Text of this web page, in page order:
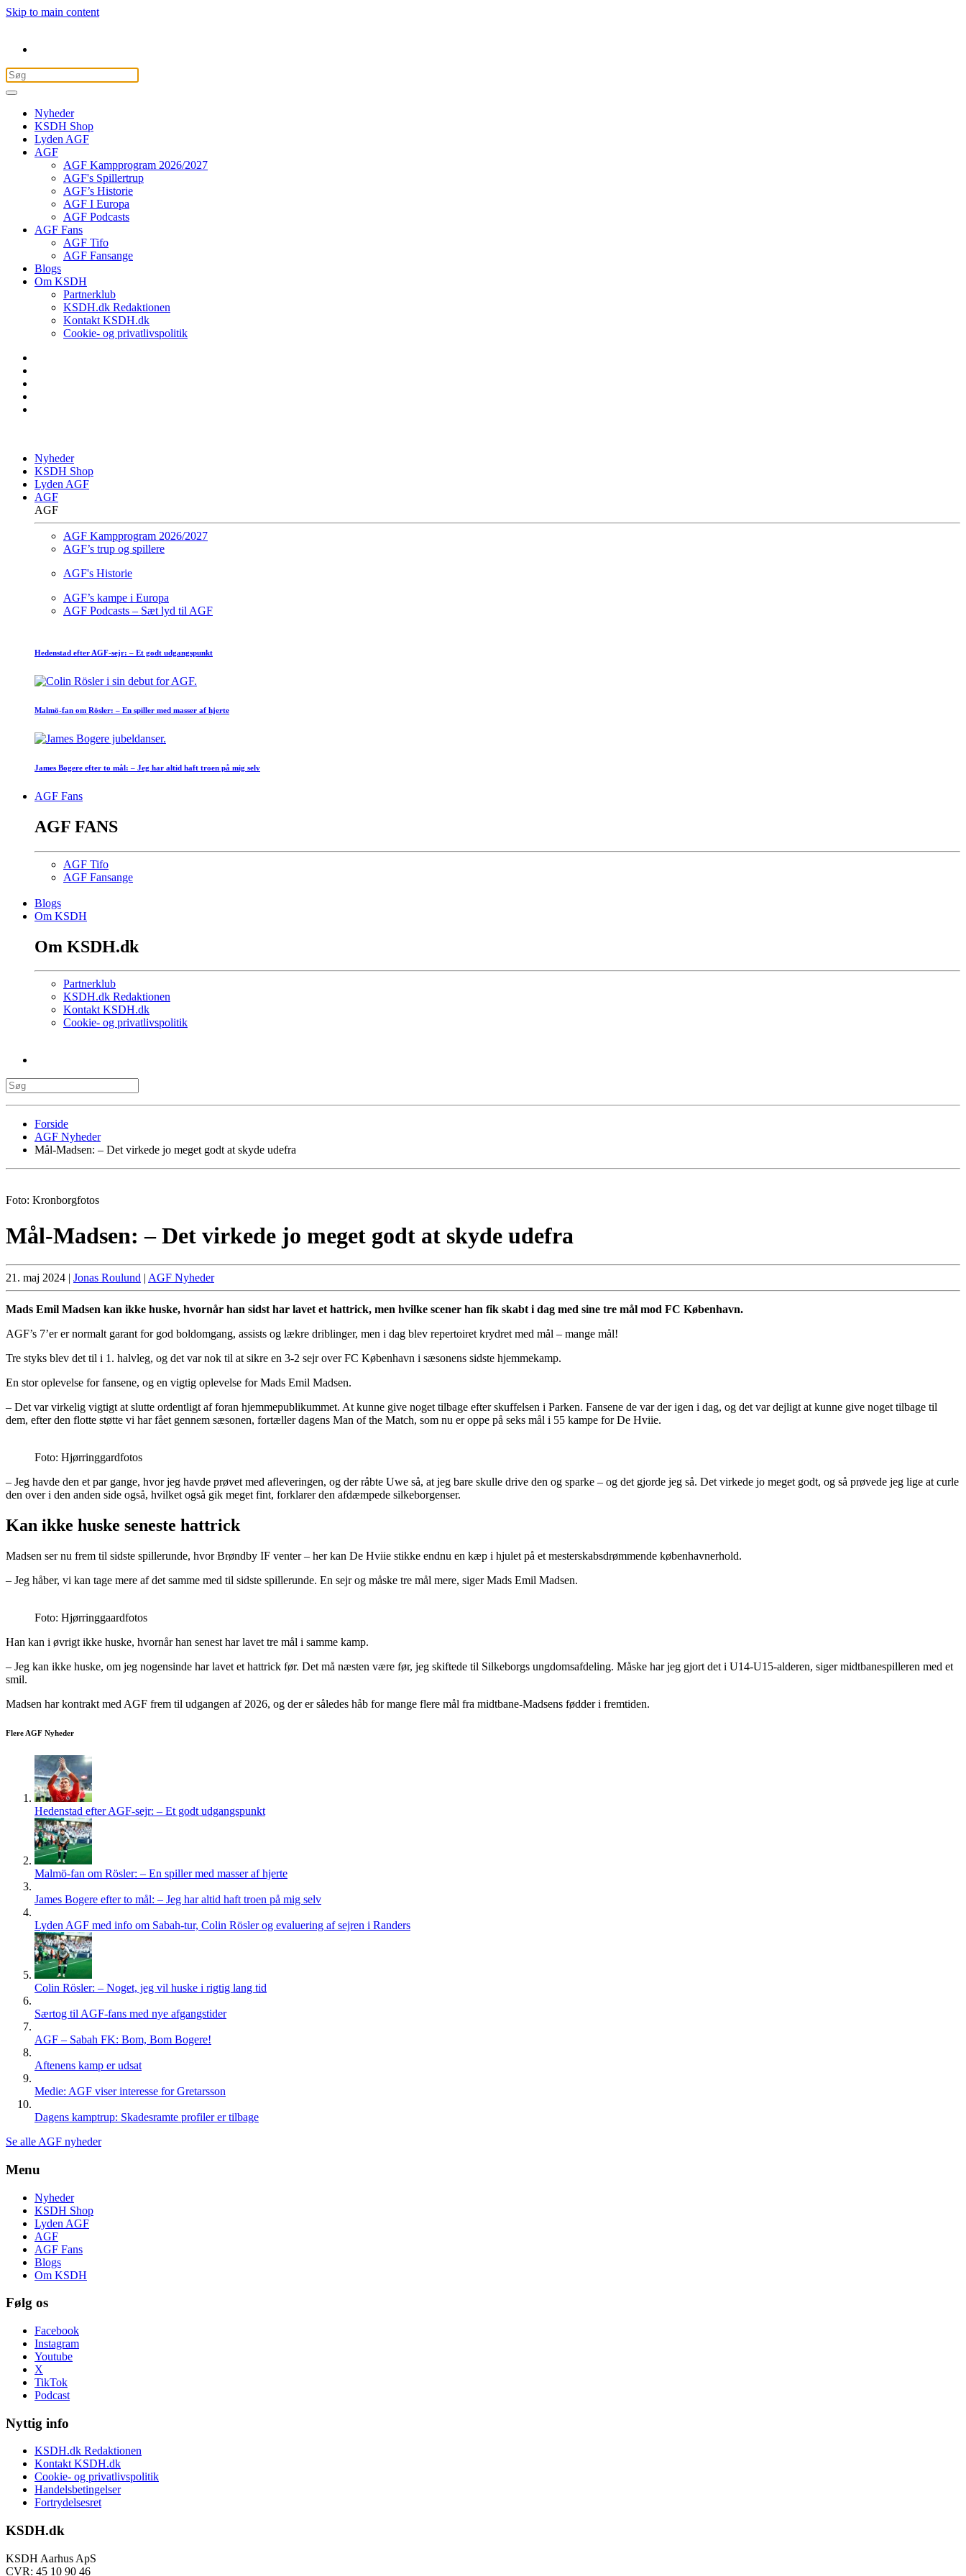
Skip to main content
Nyheder
KSDH Shop
Lyden AGF
AGF
AGF Kampprogram 2026/2027
AGF's Spillertrup
AGF’s Historie
AGF I Europa
AGF Podcasts
AGF Fans
AGF Tifo
AGF Fansange
Blogs
Om KSDH
Partnerklub
KSDH.dk Redaktionen
Kontakt KSDH.dk
Cookie- og privatlivspolitik
Nyheder
KSDH Shop
Lyden AGF
AGF
AGF
AGF Kampprogram 2026/2027
AGF’s trup og spillere
AGF's Historie
AGF’s kampe i Europa
AGF Podcasts – Sæt lyd til AGF
Hedenstad efter AGF-sejr: – Et godt udgangspunkt
Malmö-fan om Rösler: – En spiller med masser af hjerte
James Bogere efter to mål: – Jeg har altid haft troen på mig selv
AGF Fans
AGF FANS
AGF Tifo
AGF Fansange
Blogs
Om KSDH
Om KSDH.dk
Partnerklub
KSDH.dk Redaktionen
Kontakt KSDH.dk
Cookie- og privatlivspolitik
Forside
AGF Nyheder
Mål-Madsen: – Det virkede jo meget godt at skyde udefra
Foto: Kronborgfotos
Mål-Madsen: – Det virkede jo meget godt at skyde udefra
21. maj 2024 | Jonas Roulund | AGF Nyheder
Mads Emil Madsen kan ikke huske, hvornår han sidst har lavet et hattrick, men hvilke scener han fik skabt i dag med sine tre mål mod FC København.
AGF’s 7’er er normalt garant for god boldomgang, assists og lækre driblinger, men i dag blev repertoiret krydret med mål – mange mål!
Tre styks blev det til i 1. halvleg, og det var nok til at sikre en 3-2 sejr over FC København i sæsonens sidste hjemmekamp.
En stor oplevelse for fansene, og en vigtig oplevelse for Mads Emil Madsen.
– Det var virkelig vigtigt at slutte ordentligt af foran hjemmepublikummet. At kunne give noget tilbage efter skuffelsen i Parken. Fansene de var der igen i dag, og det var dejligt at kunne give noget tilbage til
dem, efter den flotte støtte vi har fået gennem sæsonen, fortæller dagens Man of the Match, som nu er oppe på seks mål i 55 kampe for De Hviie.
Foto: Hjørringgardfotos
– Jeg havde den et par gange, hvor jeg havde prøvet med afleveringen, og der råbte Uwe så, at jeg bare skulle drive den og sparke – og det gjorde jeg så. Det virkede jo meget godt, og så prøvede jeg lige at curle
den over i den anden side også, hvilket også gik meget fint, forklarer den afdæmpede silkeborgenser.
Kan ikke huske seneste hattrick
Madsen ser nu frem til sidste spillerunde, hvor Brøndby IF venter – her kan De Hviie stikke endnu en kæp i hjulet på et mesterskabsdrømmende københavnerhold.
– Jeg håber, vi kan tage mere af det samme med til sidste spillerunde. En sejr og måske tre mål mere, siger Mads Emil Madsen.
Foto: Hjørringgaardfotos
Han kan i øvrigt ikke huske, hvornår han senest har lavet tre mål i samme kamp.
– Jeg kan ikke huske, om jeg nogensinde har lavet et hattrick før. Det må næsten være før, jeg skiftede til Silkeborgs ungdomsafdeling. Måske har jeg gjort det i U14-U15-alderen, siger midtbanespilleren med et
smil.
Madsen har kontrakt med AGF frem til udgangen af 2026, og der er således håb for mange flere mål fra midtbane-Madsens fødder i fremtiden.
Flere AGF Nyheder
Hedenstad efter AGF-sejr: – Et godt udgangspunkt
Malmö-fan om Rösler: – En spiller med masser af hjerte
James Bogere efter to mål: – Jeg har altid haft troen på mig selv
Lyden AGF med info om Sabah-tur, Colin Rösler og evaluering af sejren i Randers
Colin Rösler: – Noget, jeg vil huske i rigtig lang tid
Særtog til AGF-fans med nye afgangstider
AGF – Sabah FK: Bom, Bom Bogere!
Aftenens kamp er udsat
Medie: AGF viser interesse for Gretarsson
Dagens kamptrup: Skadesramte profiler er tilbage
Se alle AGF nyheder
Menu
Nyheder
KSDH Shop
Lyden AGF
AGF
AGF Fans
Blogs
Om KSDH
Følg os
Facebook
Instagram
Youtube
X
TikTok
Podcast
Nyttig info
KSDH.dk Redaktionen
Kontakt KSDH.dk
Cookie- og privatlivspolitik
Handelsbetingelser
Fortrydelsesret
KSDH.dk
KSDH Aarhus ApS
CVR: 45 10 90 46